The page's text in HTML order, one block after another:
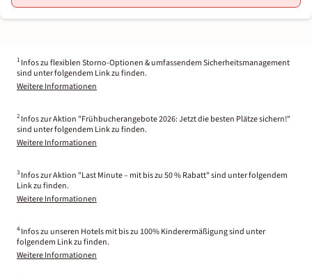
1 Infos zu flexiblen Storno-Optionen & umfassendem Sicherheitsmanagement
sind unter folgendem Link zu finden.
Weitere Informationen
2 Infos zur Aktion "Frühbucherangebote 2026: Jetzt die besten Plätze sichern!"
sind unter folgendem Link zu finden.
Weitere Informationen
3 Infos zur Aktion "Last Minute – mit bis zu 50 % Rabatt" sind unter folgendem
Link zu finden.
Weitere Informationen
4 Infos zu unseren Hotels mit bis zu 100% Kinderermäßigung sind unter
folgendem Link zu finden.
Weitere Informationen